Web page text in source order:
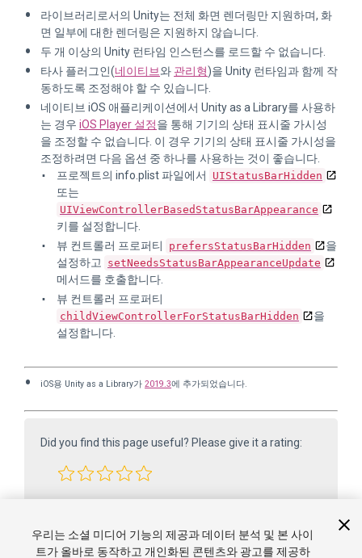
라이브러리로서의 Unity는 전체 화면 렌더링만 지원하며, 화
면 일부에 대한 렌더링은 지원하지 않습니다.
두 개 이상의 Unity 런타임 인스턴스를 로드할 수 없습니다.
타사 플러그인(네이티브와 관리형)을 Unity 런타임과 함께 작
동하도록 조정해야 할 수 있습니다.
네이티브 iOS 애플리케이션에서 Unity as a Library를 사용하
는 경우 iOS Player 설정을 통해 기기의 상태 표시줄 가시성
을 조정할 수 없습니다. 이 경우 기기의 상태 표시줄 가시성을
조정하려면 다음 옵션 중 하나를 사용하는 것이 좋습니다.
프로젝트의 info.plist 파일에서
UIStatusBarHidden
또는
UIViewControllerBasedStatusBarAppearance
키를 설정합니다.
뷰 컨트롤러 프로퍼티
prefersStatusBarHidden
을
설정하고
setNeedsStatusBarAppearanceUpdate
메서드를 호출합니다.
뷰 컨트롤러 프로퍼티
childViewControllerForStatusBarHidden
을
설정합니다.
iOS용 Unity as a Library가 2019.3에 추가되었습니다.
Did you find this page useful? Please give it a rating:
우리는 소셜 미디어 기능의 제공과 데이터 분석 및 본 사이
트가 올바로 동작하고 개인화된 콘텐츠와 광고를 제공하